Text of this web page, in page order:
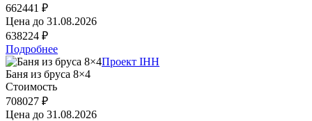
662441 ₽
Цена до 31.08.2026
638224 ₽
Подробнее
Проект IHH
Баня из бруса 8×4
Стоимость
708027 ₽
Цена до 31.08.2026